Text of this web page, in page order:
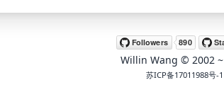
Willin Wang © 2002 ~
苏ICP备17011988号-1